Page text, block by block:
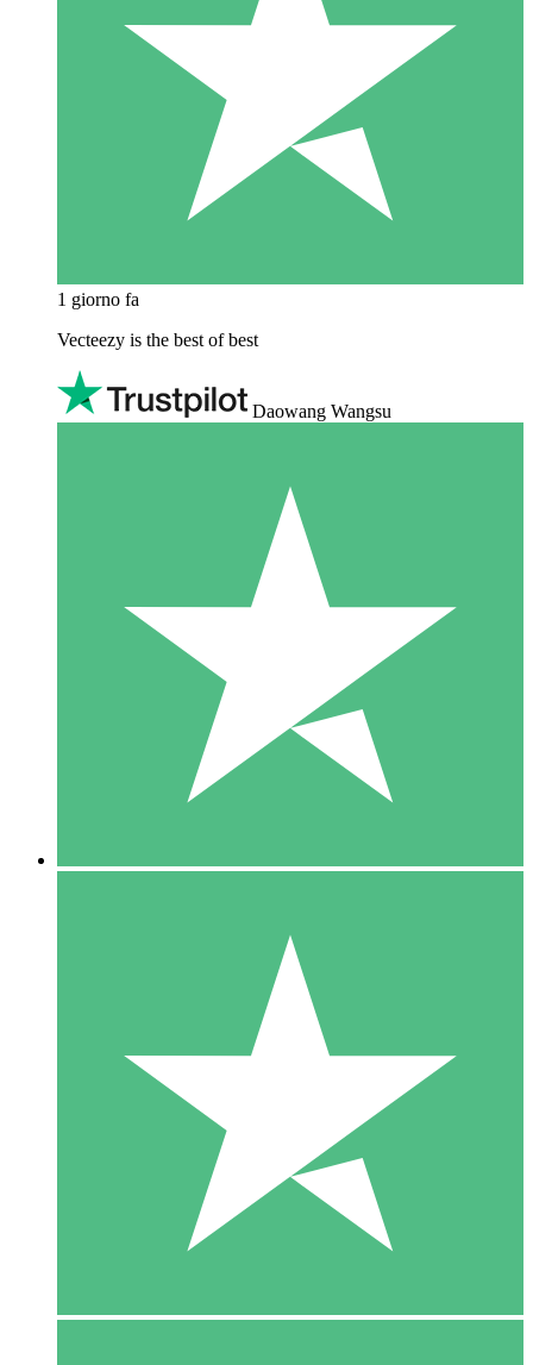
1 giorno fa
Vecteezy is the best of best
Daowang Wangsu